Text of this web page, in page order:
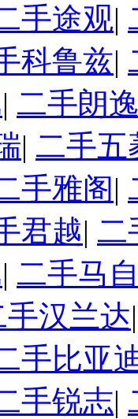
手途观|
科鲁兹|
| 二手朗
| 二手五
手雅阁|
君越| 二
| 二手马
手汉兰达
手比亚
手锐志|